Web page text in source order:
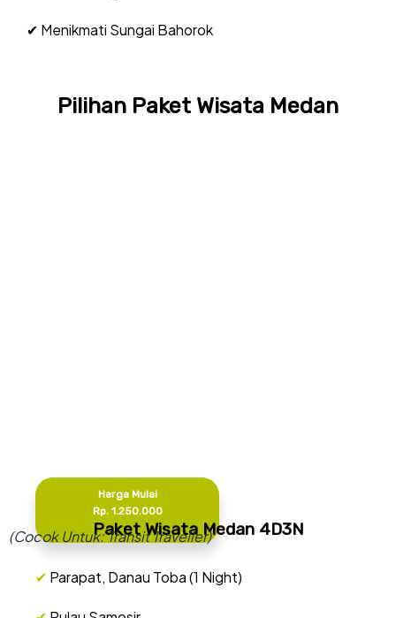
✔ Menikmati Sungai Bahorok
Pilihan Paket Wisata Medan
Harga Mulai
Rp. 1.250.000
Paket Wisata Medan 4D3N
(Cocok Untuk: Transit Traveller)
✔ Parapat, Danau Toba (1 Night)